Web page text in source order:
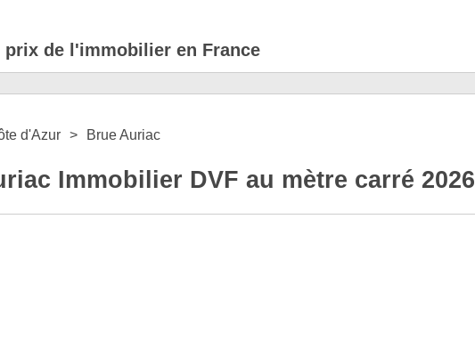
prix de l'immobilier en France
d'Azur Brue Auriac
Immobilier DVF au mètre carré 2026